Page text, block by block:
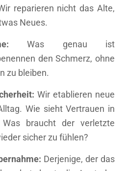
reparieren nicht das Alte,
Neues.
Was genau ist
den Schmerz, ohne
zu bleiben.
Wir etablieren neue
Wie sieht Vertrauen in
braucht der verletzte
sicher zu fühlen?
Derjenige, der das